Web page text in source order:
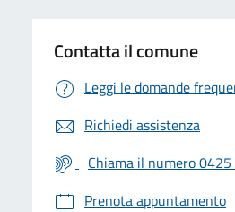
Contatta il comune
Leggi le domande
Richiedi assistenza
Chiama il numero
Prenota appuntamento